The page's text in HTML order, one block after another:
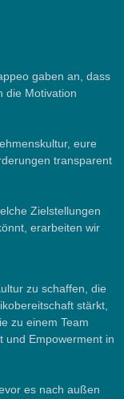
gaben an, dass
die Motivation
eure
transparent
Zielstellungen
erarbeiten wir
zu schaffen, die
stärkt,
zu einem Team
und Empowerment in
es nach außen